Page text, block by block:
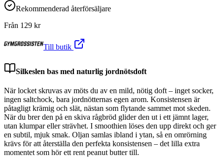
Rekommenderad återförsäljare
Från 129 kr
Till butik
Silkeslen bas med naturlig jordnötsdoft
När locket skruvas av möts du av en mild, nötig doft – inget socker,
ingen saltchock, bara jordnötternas egen arom. Konsistensen är
påtagligt krämig och slät, nästan som flytande sammet mot skeden.
När du brer den på en skiva rågbröd glider den ut i ett jämnt lager,
utan klumpar eller strävhet. I smoothien löses den upp direkt och ger
en subtil, mjuk smak. Oljan samlas ibland i ytan, så en omrörning
krävs för att återställa den perfekta konsistensen – det lilla extra
momentet som hör ett rent peanut butter till.